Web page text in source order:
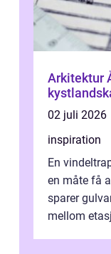
Arkitektur
02 juli 2026
inspiration
En
en måte få
sparer
mellom